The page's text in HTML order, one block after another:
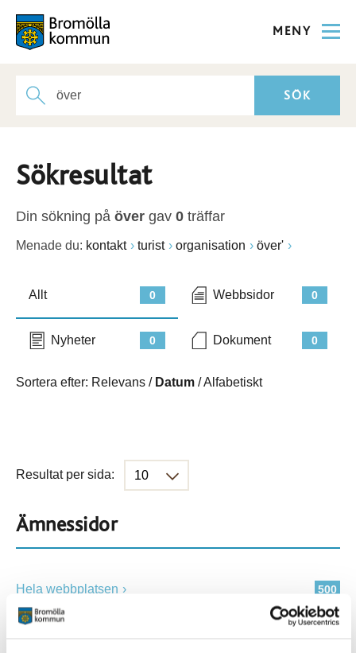
MENY
Sökresultat
Din sökning på över gav 0 träffar
Menade du: kontakt turist organisation över'
0
Allt 0
Webbsidor
0
Nyheter 0
Dokument
Sortera efter: Relevans / Datum /Alfabetiskt
Resultat per sida:
Ämnessidor
500
Hela webbplatsen